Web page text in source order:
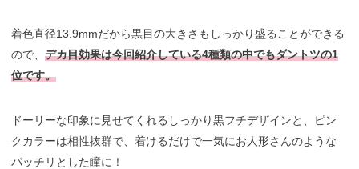
着色直径13.9mmだから黒目の大きさもしっかり盛ることができる
ので、デカ目効果は今回紹介している4種類の中でもダントツの1
位です。
ドーリーな印象に見せてくれるしっかり黒フチデザインと、ピン
クカラーは相性抜群で、着けるだけで一気にお人形さんのような
パッチリとした瞳に！